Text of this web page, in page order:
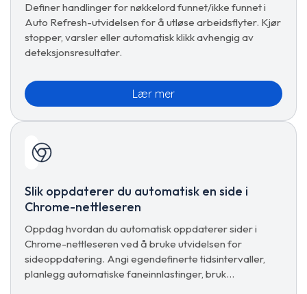
Definer handlinger for nøkkelord funnet/ikke funnet i
Auto Refresh-utvidelsen for å utløse arbeidsflyter. Kjør
stopper, varsler eller automatisk klikk avhengig av
deteksjonsresultater.
Lær mer
Slik oppdaterer du automatisk en side i
Chrome-nettleseren
Oppdag hvordan du automatisk oppdaterer sider i
Chrome-nettleseren ved å bruke utvidelsen for
sideoppdatering. Angi egendefinerte tidsintervaller,
planlegg automatiske faneinnlastinger, bruk